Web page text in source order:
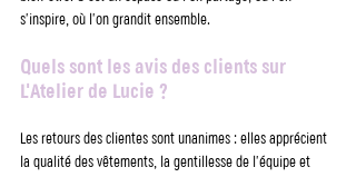
s’inspire, où l’on grandit ensemble.
Quels sont les avis des clients sur
L'Atelier de Lucie ?
Les retours des clientes sont unanimes : elles apprécient
la qualité des vêtements, la gentillesse de l’équipe et